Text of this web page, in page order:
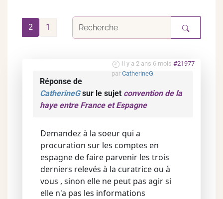
1
2
il y a 2 ans 6 mois #21977
par CatherineG
Réponse de
CatherineGsur le sujet convention de la
haye entre France et Espagne
Demandez à la soeur qui a
procuration sur les comptes en
espagne de faire parvenir les trois
derniers relevés à la curatrice ou à
vous , sinon elle ne peut pas agir si
elle n'a pas les informations